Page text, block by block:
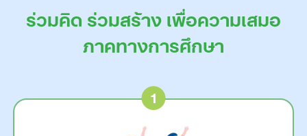
ร่วมคิด ร่วมสร้าง เพื่อความเสมอ
ภาคทางการศึกษา